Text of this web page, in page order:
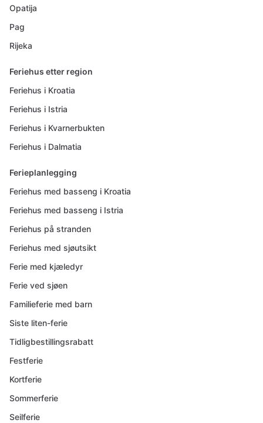
Opatija
Pag
Rijeka
Feriehus etter region
Feriehus i Kroatia
Feriehus i Istria
Feriehus i Kvarnerbukten
Feriehus i Dalmatia
Ferieplanlegging
Feriehus med basseng i Kroatia
Feriehus med basseng i Istria
Feriehus på stranden
Feriehus med sjøutsikt
Ferie med kjæledyr
Ferie ved sjøen
Familieferie med barn
Siste liten-ferie
Tidligbestillingsrabatt
Festferie
Kortferie
Sommerferie
Seilferie